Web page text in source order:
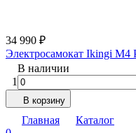
34 990 ₽
Электросамокат Ikingi M4
В наличии
1
В корзину
Главная
Каталог